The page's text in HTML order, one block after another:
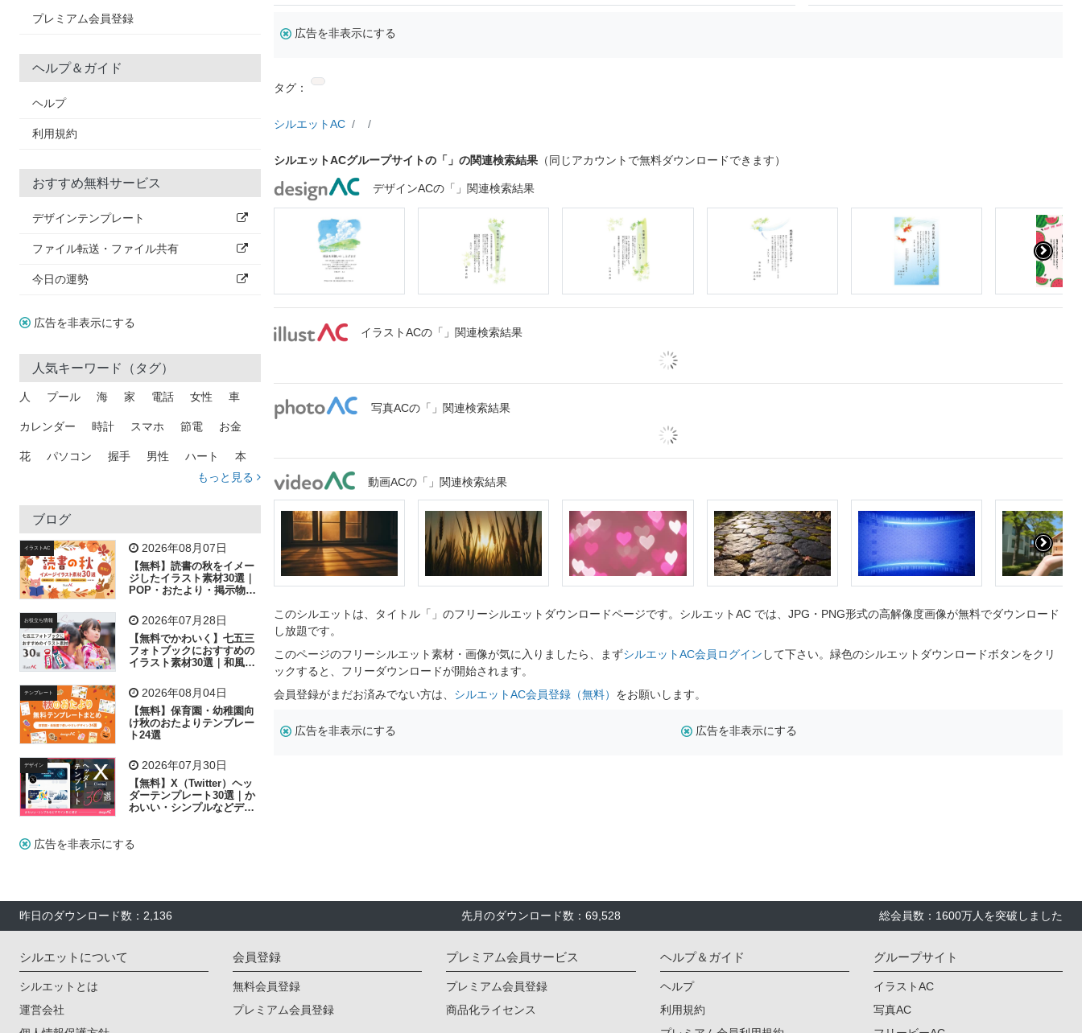
プレミアム会員登録
ヘルプ＆ガイド
ヘルプ
利用規約
おすすめ無料サービス
デザインテンプレート
ファイル転送・ファイル共有
今日の運勢
広告を非表示にする
人気キーワード（タグ）
人 プール 海 家 電話 女性 車
カレンダー 時計 スマホ 節電 お金
花 パソコン 握手 男性 ハート 本
トラック 木
吹き出し
飛行機 グラフ ビル 魚 家族 書類
歩く 工場 会社 太陽 キラキラ
子供 作業員 葉 相談 ピクトグラム
もっと見る
ブログ
イラストAC 2026年08月07日
【無料】読書の秋をイメー
ジしたイラスト素材30選｜
POP・おたより・掲示物に
お役立ち情報 2026年07月28日
【無料でかわいく】七五三
フォトブックにおすすめの
イラスト素材30選｜和風の
テンプレート 2026年08月04日
【無料】保育園・幼稚園向
け秋のおたよりテンプレー
ト24選
デザイン 2026年07月30日
【無料】X（Twitter）ヘッ
ダーテンプレート30選｜か
わいい・シンプルなどデザ
広告を非表示にする
広告を非表示にする
タグ：
シルエットAC
シルエットACグループサイトの「」の関連検索結果 （同じアカウントで無料ダウンロードできます）
デザインACの「」関連検索結果
イラストACの「」関連検索結果
写真ACの「」関連検索結果
動画ACの「」関連検索結果
このシルエットは、タイトル「」のフリーシルエットダウンロードページです。シルエットAC では、JPG・PNG形式の高解像度画像が無料でダウンロード
し放題です。
このページのフリーシルエット素材・画像が気に入りましたら、まずシルエットAC会員ログイン して下さい。緑色のシルエットダウンロードボタンをクリ
ックすると、フリーダウンロードが開始されます。
会員登録がまだお済みでない方は、 シルエットAC会員登録（無料） をお願いします。
広告を非表示にする 広告を非表示にする
昨日のダウンロード数：2,136 先月のダウンロード数：69,528 総会員数：1600万人を突破しました
シルエットについて
シルエットとは
運営会社
会員登録
無料会員登録
プレミアム会員登録
プレミアム会員サービス
プレミアム会員登録
商品化ライセンス
ヘルプ＆ガイド
ヘルプ
利用規約
グループサイト
イラストAC
写真AC